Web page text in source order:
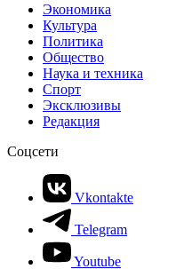
Экономика
Культура
Политика
Общество
Наука и техника
Спорт
Эксклюзивы
Редакция
Соцсети
Vkontakte
Telegram
Youtube